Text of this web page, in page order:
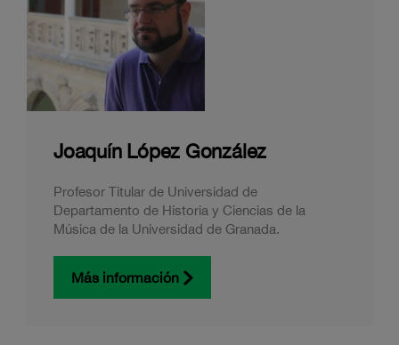
Joaquín López González
Profesor Titular de Universidad de
Departamento de Historia y Ciencias de la
Música de la Universidad de Granada.
Más información